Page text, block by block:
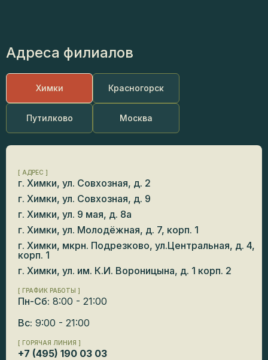
Адреса филиалов
Химки Красногорск
Путилково Москва
[ АДРЕС ]
г. Химки, ул. Совхозная, д. 2
г. Химки, ул. Совхозная, д. 9
г. Химки, ул. 9 мая, д. 8а
г. Химки, ул. Молодёжная, д. 7, корп. 1
г. Химки, мкрн. Подрезково, ул.Центральная, д. 4,
корп. 1
г. Химки, ул. им. К.И. Вороницына, д. 1 корп. 2
[ ГРАФИК РАБОТЫ ]
Пн-Сб: 8:00 - 21:00
Вс: 9:00 - 21:00
[ ГОРЯЧАЯ ЛИНИЯ ]
+7 (495) 190 03 03